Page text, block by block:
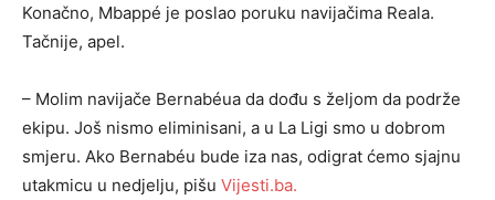
Konačno, Mbappé je poslao poruku navijačima Reala.
Tačnije, apel.
– Molim navijače Bernabéua da dođu s željom da podrže
ekipu. Još nismo eliminisani, a u La Ligi smo u dobrom
smjeru. Ako Bernabéu bude iza nas, odigrat ćemo sjajnu
utakmicu u nedjelju, pišu Vijesti.ba.